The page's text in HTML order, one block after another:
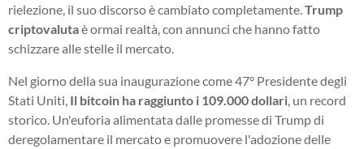
rielezione, il suo discorso è cambiato completamente. Trump
criptovalutaè ormai realtà, con annunci che hanno fatto
schizzare alle stelle il mercato.
Nel giorno della sua inaugurazione come 47° Presidente degli
Stati Uniti, Il bitcoin ha raggiunto i 109.000 dollari , un record
storico. Un'euforia alimentata dalle promesse di Trump di
deregolamentare il mercato e promuovere l'adozione delle